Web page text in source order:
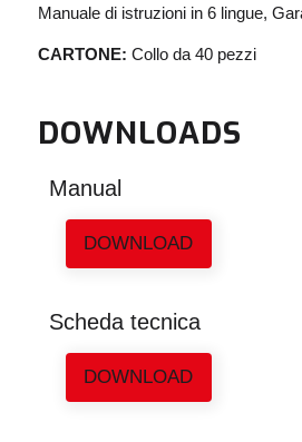
Manuale di istruzioni in 6 lingue,
CARTONE: Collo da 40 pezzi
DOWNLOADS
Manual
DOWNLOAD
Scheda tecnica
DOWNLOAD